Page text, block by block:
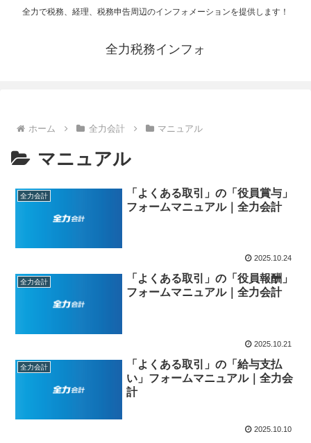
全力で税務、経理、税務申告周辺のインフォメーションを提供します！
全力税務インフォ
ホーム 全力会計 マニュアル
マニュアル
全力会計
「よくある取引」の「役員賞与」
フォームマニュアル｜全力会計
2025.10.24
全力会計
「よくある取引」の「役員報酬」
フォームマニュアル｜全力会計
2025.10.21
全力会計
「よくある取引」の「給与支払
い」フォームマニュアル｜全力会
計
2025.10.10